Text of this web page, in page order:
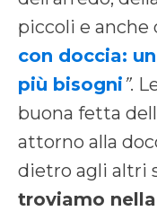
piccoli e anche
con doccia:
più bisogni”.
buona fetta
attorno alla
dietro agli altri
troviamo